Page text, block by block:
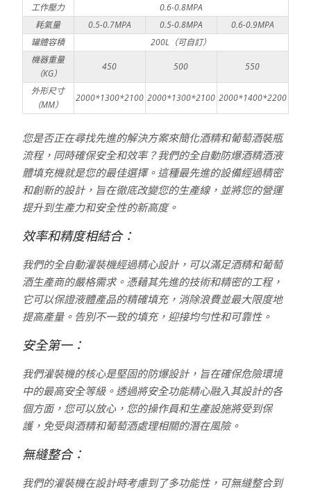
工作壓力
0.6-0.8MPA
耗氣量
0.5-0.7MPA 0.5-0.8MPA
0.6-0.9MPA
罐體容積
200L（可自訂）
機器重量
（KG）
450 500 550
外形尺寸
（MM）
2000*1300*2100 2000*1300*2100 2000*1400*2200
您是否正在尋找先進的解決方案來簡化酒精和葡萄酒裝瓶
流程，同時確保安全和效率？我們的全自動防爆酒精酒液
體填充機就是您的最佳選擇。這種最先進的設備經過精密
和創新的設計，旨在徹底改變您的生產線，並將您的營運
提升到生產力和安全性的新高度。
效率和精度相結合：
我們的全自動灌裝機經過精心設計，可以滿足酒精和葡萄
酒生產商的嚴格需求。憑藉其先進的技術和精密的工程，
它可以保證液體產品的精確填充，消除浪費並最大限度地
提高產量。告別不一致的填充，迎接均勻性和可靠性。
安全第一：
我們灌裝機的核心是堅固的防爆設計，旨在確保危險環境
中的最高安全等級。透過將安全功能精心融入其設計的各
個方面，您可以放心，您的操作員和生產設施將受到保
護，免受與酒精和葡萄酒處理相關的潛在風險。
無縫整合：
我們的灌裝機在設計時考慮到了多功能性，可無縫整合到